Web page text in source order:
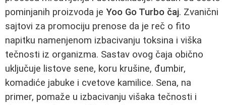
pominjanih proizvoda je Yoo Go Turbo čaj. Zvanični
sajtovi za promociju prenose da je reč o fito
napitku namenjenom izbacivanju toksina i viška
tečnosti iz organizma. Sastav ovog čaja obično
uključuje listove sene, koru krušine, đumbir,
komadiće jabuke i cvetove kamilice. Sena, na
primer, pomaže u izbacivanju višaka tečnosti i